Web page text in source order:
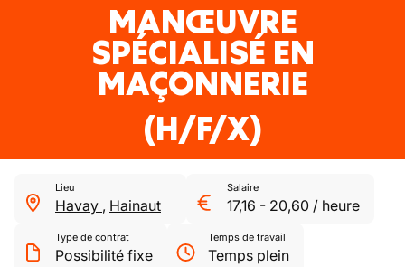
MANŒUVRE
SPÉCIALISÉ EN
MAÇONNERIE
(H/F/X)
Lieu
Havay , Hainaut
Salaire
17,16 - 20,60 / heure
Type de contrat
Possibilité fixe
Temps de travail
Temps plein